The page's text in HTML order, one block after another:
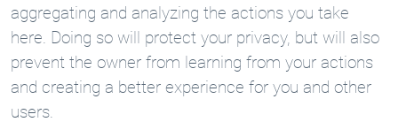
aggregating and analyzing the actions you take
here. Doing so will protect your privacy, but will also
prevent the owner from learning from your actions
and creating a better experience for you and other
users.